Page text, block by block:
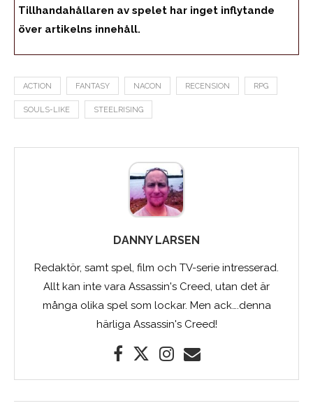
Tillhandahållaren av spelet har inget inflytande
över artikelns innehåll.
ACTION FANTASY NACON RECENSION RPG
SOULS-LIKE STEELRISING
DANNY LARSEN
Redaktör, samt spel, film och TV-serie intresserad.
Allt kan inte vara Assassin's Creed, utan det är
många olika spel som lockar. Men ack….denna
härliga Assassin's Creed!